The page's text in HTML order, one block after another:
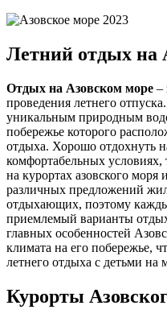
Летний отдых на
Отдых на Азовском море –
проведения летнего
уникальным природным
побережье которого
отдыха. Хорошо отдохнуть
комфортабельных условиях,
на курортах азовского моря
различных предложений
отдыхающих, поэтому
приемлемый варианты
главных особенностей
климата на его побережье,
летнего отдыха с детьми на
Курорты